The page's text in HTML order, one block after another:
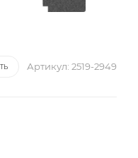
Артикул: 2519-2949